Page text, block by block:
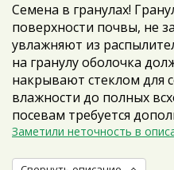
Семена в гранулах!
поверхности почвы, не
увлажняют из
на гранулу оболочка
накрывают стеклом для
влажности до полных
посевам требуется
Заметили неточность в